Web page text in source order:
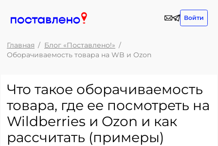
Войти
Главная
Блог «Поставлено!»
Оборачиваемость товара на WB и Ozon
Что такое оборачиваемость
товара, где ее посмотреть на
Wildberries и Ozon и как
рассчитать (примеры)